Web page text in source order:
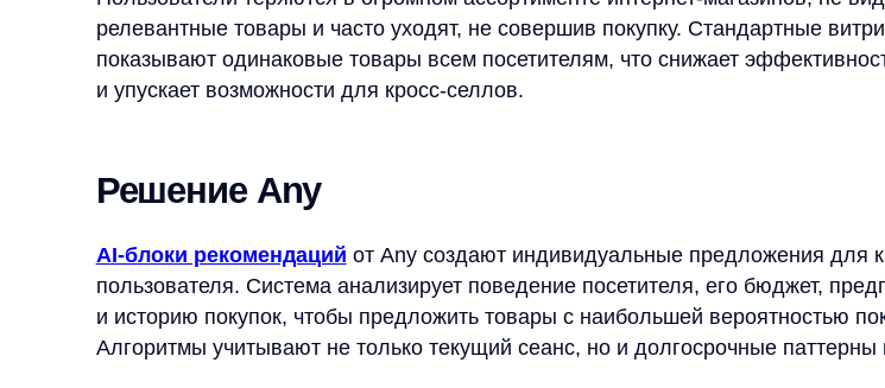
Как это работает
Система Any в реальном времени анализирует:
Ценовые предпочтения
На основе этих данных формируются персонализированные блоки: «Рекомендуем вам»,
«Похожие товары», «Часто покупают вместе», «Бестселлеры в вашей категории».